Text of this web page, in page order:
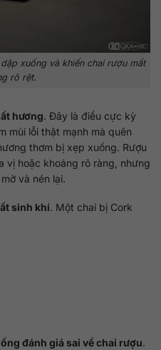
xuống và khiến chai rượu mất
rõ rệt.
hương. Đây là điều cực kỳ
mùi lỗi thật mạnh mà quên
thơm bị xẹp xuống. Rượu
vị hoặc khoáng rõ ràng, nhưng
và nén lại.
sinh khí. Một chai bị Cork
đánh giá sai về chai rượu.